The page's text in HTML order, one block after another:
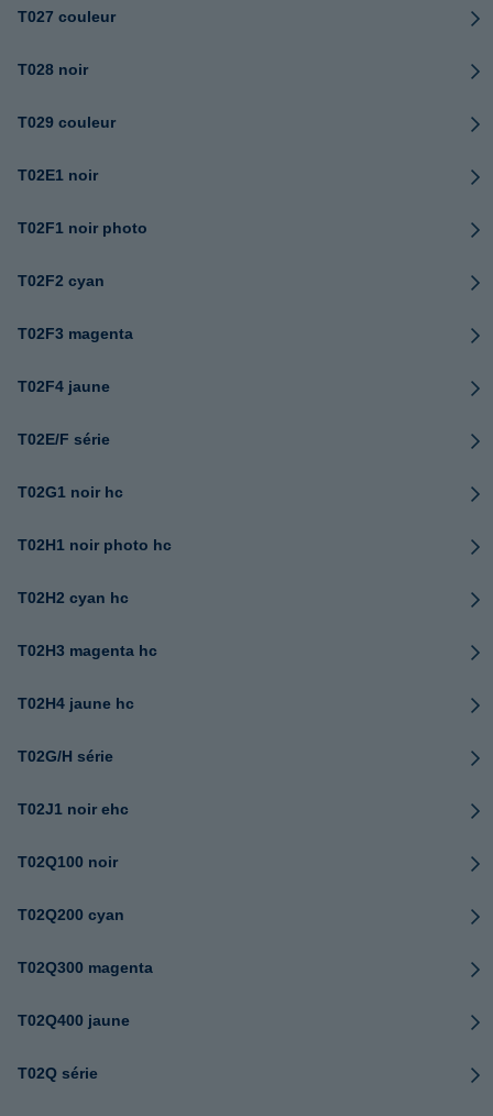
T027 couleur
T028 noir
T029 couleur
T02E1 noir
T02F1 noir photo
T02F2 cyan
T02F3 magenta
T02F4 jaune
T02E/F série
T02G1 noir hc
T02H1 noir photo hc
T02H2 cyan hc
T02H3 magenta hc
T02H4 jaune hc
T02G/H série
T02J1 noir ehc
T02Q100 noir
T02Q200 cyan
T02Q300 magenta
T02Q400 jaune
T02Q série